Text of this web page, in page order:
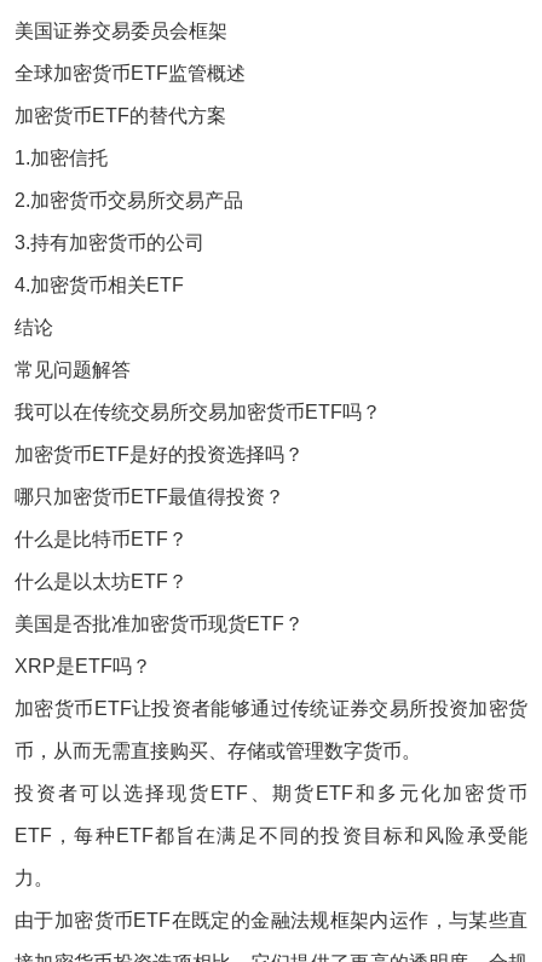
美国证券交易委员会框架
全球加密货币ETF监管概述
加密货币ETF的替代方案
1.加密信托
2.加密货币交易所交易产品
3.持有加密货币的公司
4.加密货币相关ETF
结论
常见问题解答
我可以在传统交易所交易加密货币ETF吗？
加密货币ETF是好的投资选择吗？
哪只加密货币ETF最值得投资？
什么是比特币ETF？
什么是以太坊ETF？
美国是否批准加密货币现货ETF？
XRP是ETF吗？
加密货币ETF让投资者能够通过传统证券交易所投资加密货
币，从而无需直接购买、存储或管理数字货币。
投资者可以选择现货ETF、期货ETF和多元化加密货币
ETF，每种ETF都旨在满足不同的投资目标和风险承受能
力。
由于加密货币ETF在既定的金融法规框架内运作，与某些直